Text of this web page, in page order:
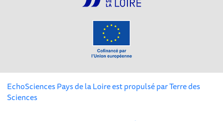
EchoSciences Pays de la Loire est propulsé parTerre des
Sciences